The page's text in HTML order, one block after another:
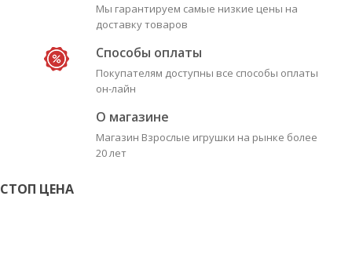
Мы гарантируем самые низкие цены на
доставку товаров
Способы оплаты
Покупателям доступны все способы оплаты
он-лайн
О магазине
Магазин Взрослые игрушки на рынке более
20 лет
СТОП ЦЕНА